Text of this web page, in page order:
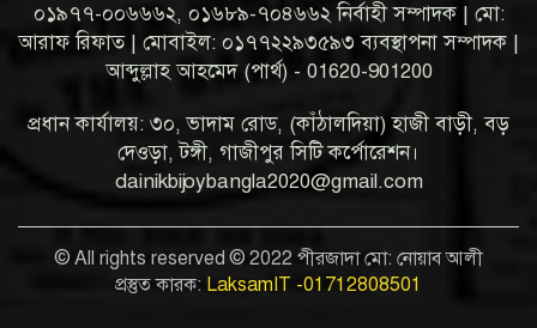
০১৯৭৭-০০৬৬৬২, ০১৬৮৯-৭০৪৬৬২ নির্বাহী সম্পাদক | মো:
আরাফ রিফাত | মোবাইল: ০১৭৭২২৯৩৫৯৩ ব্যবস্থাপনা সম্পাদক |
আব্দুল্লাহ আহমেদ (পার্থ) - 01620-901200
প্রধান কার্যালয়: ৩০, ভাদাম রোড, (কাঁঠালদিয়া) হাজী বাড়ী, বড়
দেওড়া, টঙ্গী, গাজীপুর সিটি কর্পোরেশন।
dainikbijoybangla2020@gmail.com
© All rights reserved © 2022 পীরজাদা মো: নোয়াব আলী
প্রস্তুত কারক: LaksamIT -01712808501